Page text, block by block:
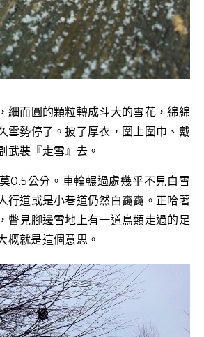
細而圓的顆粒轉成斗大的雪花，綿綿
雪勢停了。披了厚衣，圍上圍巾、戴
武裝『走雪』去。
0.5公分。車輪輾過處幾乎不見白雪
行道或是小巷道仍然白靄靄。正哈著
瞥見腳邊雪地上有一道鳥類走過的足
概就是這個意思。